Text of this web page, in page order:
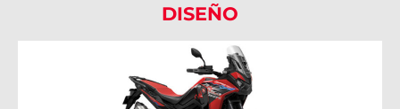
DISEÑO